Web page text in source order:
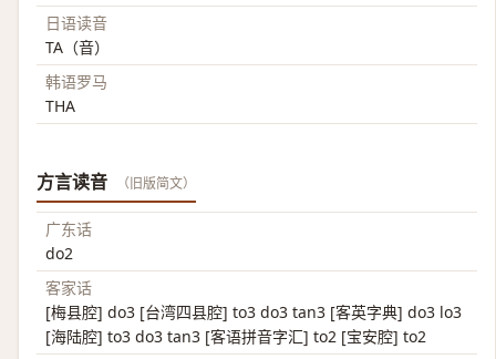
日语读音
TA（音）
韩语罗马
THA
方言读音 （旧版简文）
广东话
do2
客家话
[梅县腔] do3 [台湾四县腔] to3 do3 tan3 [客英字典] do3 lo3
[海陆腔] to3 do3 tan3 [客语拼音字汇] to2 [宝安腔] to2